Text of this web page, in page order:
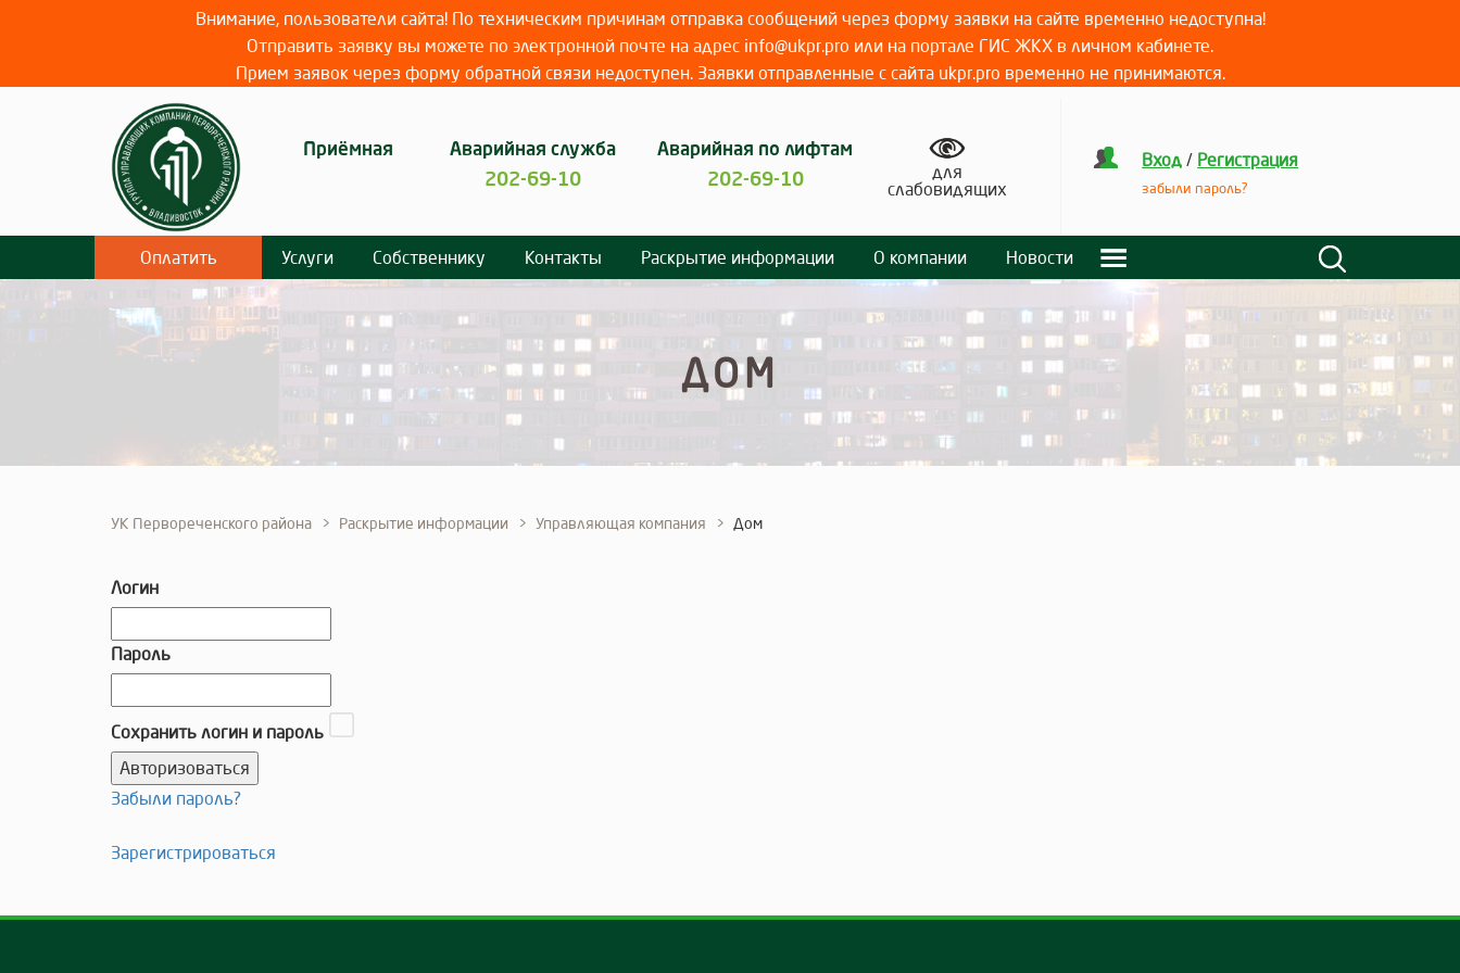
Внимание, пользователи сайта! По техническим причинам отправка сообщений через форму заявки на сайте временно недоступна!
Отправить заявку вы можете по электронной почте на адрес info@ukpr.pro или на портале ГИС ЖКХ в личном кабинете.
Прием заявок через форму обратной связи недоступен. Заявки отправленные с сайта ukpr.pro временно не принимаются.
Приёмная Аварийная служба
202-69-10
Аварийная по лифтам
202-69-10
для
слабовидящих
Вход / Регистрация
забыли пароль?
Оплатить Услуги Собственнику Контакты Раскрытие информации О компании Новости
ДОМ
УК Первореченского района Раскрытие информации Управляющая компания Дом
Логин
Пароль
Сохранить логин и пароль
Забыли пароль?
Зарегистрироваться